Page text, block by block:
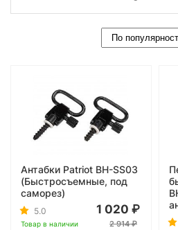
Антабки Patriot BH-SS03
(Быстросъемные, под
саморез)
5.0
Товар в наличии
1 020
2 914